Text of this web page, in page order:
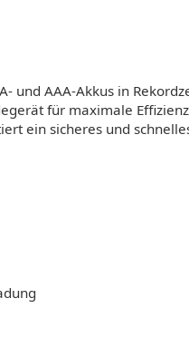
und AAA-Akkus in
für maximale
ein sicheres und